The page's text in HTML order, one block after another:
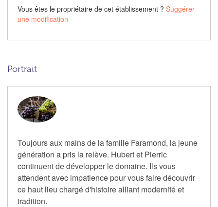
Vous êtes le propriétaire de cet établissement ? Suggérer
une modification
Portrait
Toujours aux mains de la famille Faramond, la jeune
génération a pris la relève. Hubert et Pierric
continuent de développer le domaine. Ils vous
attendent avec impatience pour vous faire découvrir
ce haut lieu chargé d'histoire alliant modernité et
tradition.